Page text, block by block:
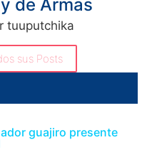
de Armas
tuuputchika
sus Posts
guajiro presente